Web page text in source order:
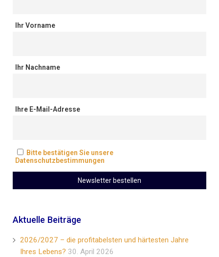
Ihr Vorname
Ihr Nachname
Ihre E-Mail-Adresse
Bitte bestätigen Sie unsere
Datenschutzbestimmungen
Aktuelle Beiträge
2026/2027 – die profitabelsten und härtesten Jahre
Ihres Lebens? 30. April 2026